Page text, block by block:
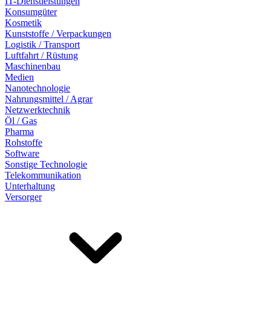
Konsumgüter
Kosmetik
Kunststoffe / Verpackungen
Logistik / Transport
Luftfahrt / Rüstung
Maschinenbau
Medien
Nanotechnologie
Nahrungsmittel / Agrar
Netzwerktechnik
Öl / Gas
Pharma
Rohstoffe
Software
Sonstige Technologie
Telekommunikation
Unterhaltung
Versorger